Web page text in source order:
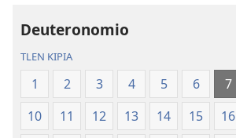
Deuteronomio
TLEN KIPIA
1 2 3 4 5 6 7
10
11 12 13 14 15 16